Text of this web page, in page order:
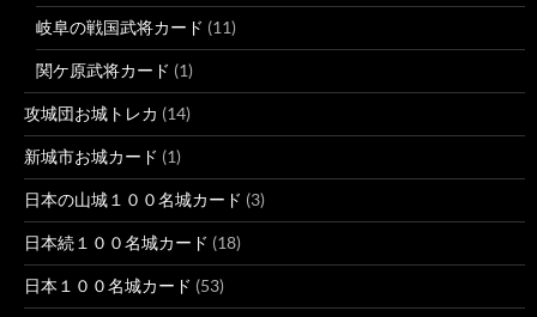
岐阜の戦国武将カード (11)
関ケ原武将カード (1)
攻城団お城トレカ (14)
新城市お城カード (1)
日本の山城１００名城カード (3)
日本続１００名城カード (18)
日本１００名城カード (53)